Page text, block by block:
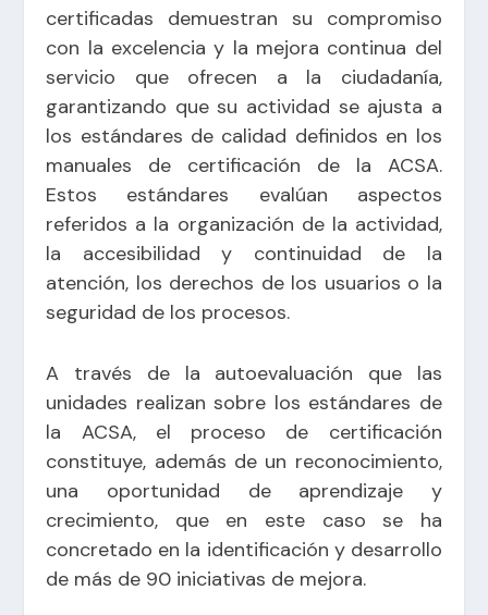
certificadas demuestran su compromiso
con la excelencia y la mejora continua del
servicio que ofrecen a la ciudadanía,
garantizando que su actividad se ajusta a
los estándares de calidad definidos en los
manuales de certificación de la ACSA.
Estos estándares evalúan aspectos
referidos a la organización de la actividad,
la accesibilidad y continuidad de la
atención, los derechos de los usuarios o la
seguridad de los procesos.
A través de la autoevaluación que las
unidades realizan sobre los estándares de
la ACSA, el proceso de certificación
constituye, además de un reconocimiento,
una oportunidad de aprendizaje y
crecimiento, que en este caso se ha
concretado en la identificación y desarrollo
de más de 90 iniciativas de mejora.